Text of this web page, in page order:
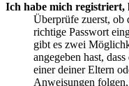
Ich habe mich registriert,
Überprüfe zuerst, ob
richtige Passwort
gibt es zwei
angegeben hast,
einer deiner Eltern
Anweisungen